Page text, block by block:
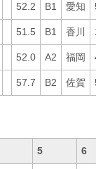
52.2 B1 愛知 52
51.5 B1 香川 17
52.0 A2 福岡 44
57.7 B2 佐賀 51
5 6